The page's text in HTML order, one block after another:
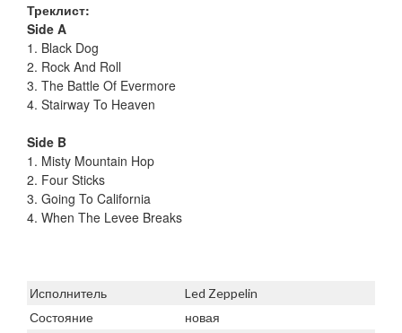
Треклист:
Side A
1. Black Dog
2. Rock And Roll
3. The Battle Of Evermore
4. Stairway To Heaven
Side B
1. Misty Mountain Hop
2. Four Sticks
3. Going To California
4. When The Levee Breaks
Исполнитель
Led Zeppelin
Состояние
новая